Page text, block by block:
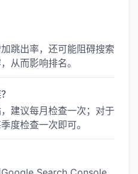
跳出率，还可能阻碍搜索
从而影响排名。
建议每月检查一次；对于
度检查一次即可。